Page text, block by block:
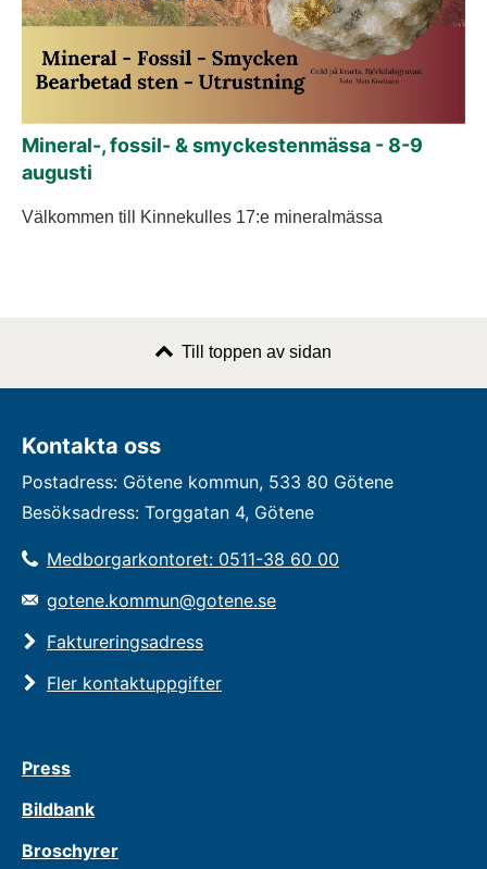
Mineral-, fossil- & smyckestenmässa - 8-9
augusti
Välkommen till Kinnekulles 17:e mineralmässa
Till toppen av sidan
Kontakta oss
Postadress: Götene kommun, 533 80 Götene
Besöksadress: Torggatan 4, Götene
Medborgarkontoret: 0511-38 60 00
gotene.kommun@gotene.se
Faktureringsadress
Fler kontaktuppgifter
Press
Bildbank
Broschyrer